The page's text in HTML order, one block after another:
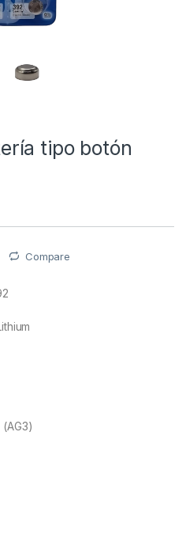
tipo botón
Compare
(AG3)